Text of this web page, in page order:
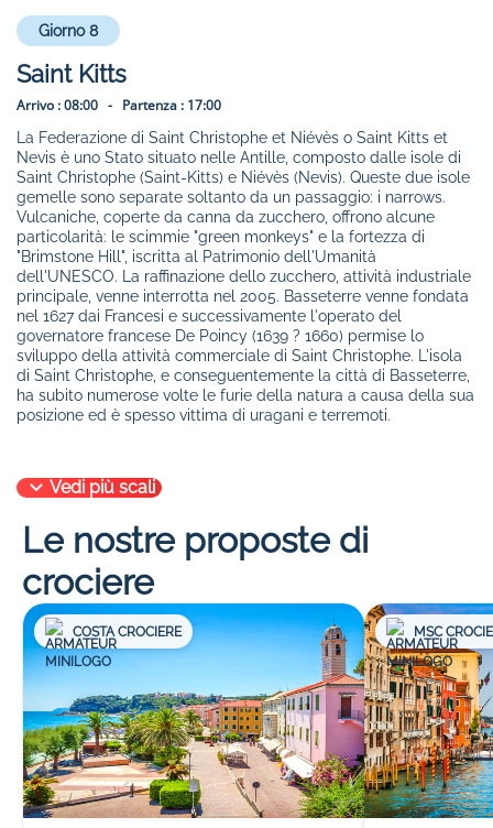
Giorno 8
Saint Kitts
Arrivo :08:00 - Partenza : 17:00
La Federazione di Saint Christophe et Niévès o Saint Kitts et
Nevis è uno Stato situato nelle Antille, composto dalle isole di
Saint Christophe (Saint-Kitts) e Niévès (Nevis). Queste due isole
gemelle sono separate soltanto da un passaggio: i narrows.
Vulcaniche, coperte da canna da zucchero, offrono alcune
particolarità: le scimmie "green monkeys" e la fortezza di
"Brimstone Hill", iscritta al Patrimonio dell'Umanità
dell'UNESCO. La raffinazione dello zucchero, attività industriale
principale, venne interrotta nel 2005. Basseterre venne fondata
nel 1627 dai Francesi e successivamente l'operato del
governatore francese De Poincy (1639 ? 1660) permise lo
sviluppo della attività commerciale di Saint Christophe. L'isola
di Saint Christophe, e conseguentemente la città di Basseterre,
ha subito numerose volte le furie della natura a causa della sua
posizione ed è spesso vittima di uragani e terremoti.
Vedi più scali
Le nostre proposte di
crociere
COSTA CROCIERE MSC